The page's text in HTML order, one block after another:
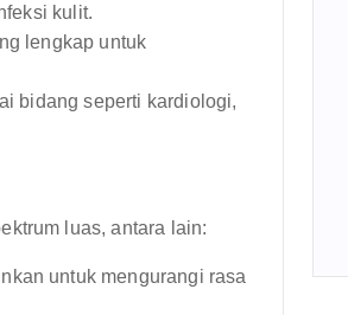
kulit.
lengkap untuk
bidang seperti kardiologi,
luas, antara lain:
untuk mengurangi rasa